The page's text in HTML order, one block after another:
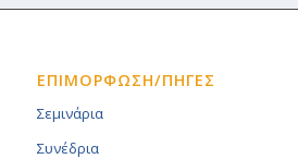
ΕΠΙΜΟΡΦΩΣΗ/ΠΗΓΕΣ
Σεμινάρια
Συνέδρια